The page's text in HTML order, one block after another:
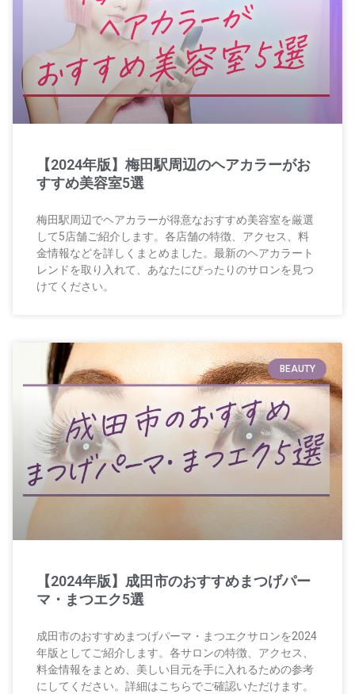
【2024年版】梅田駅周辺のヘアカラーがお
すすめ美容室5選
梅田駅周辺でヘアカラーが得意なおすすめ美容室を厳選
して5店舗ご紹介します。各店舗の特徴、アクセス、料
金情報などを詳しくまとめました。最新のヘアカラート
レンドを取り入れて、あなたにぴったりのサロンを見つ
けてください。
BEAUTY
【2024年版】成田市のおすすめまつげパー
マ・まつエク5選
成田市のおすすめまつげパーマ・まつエクサロンを2024
年版としてご紹介します。各サロンの特徴、アクセス、
料金情報をまとめ、美しい目元を手に入れるための参考
にしてください。詳細はこちらでご確認いただけます。